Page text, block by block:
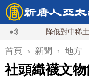
降低對中稀土依賴
首頁 › 新聞 › 地方
社頭織襪文